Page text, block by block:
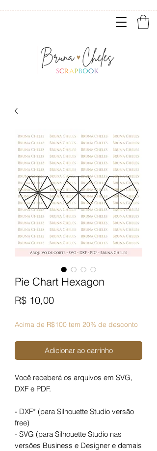
Pie Chart Hexagon
R$ 10,00Preço
Acima de R$100 tem 20% de desconto
Adicionar ao carrinho
Você receberá os arquivos em SVG,
DXF e PDF.
- DXF* (para Silhouette Studio versão
free)
- SVG (para Silhouette Studio nas
versões Business e Designer e demais